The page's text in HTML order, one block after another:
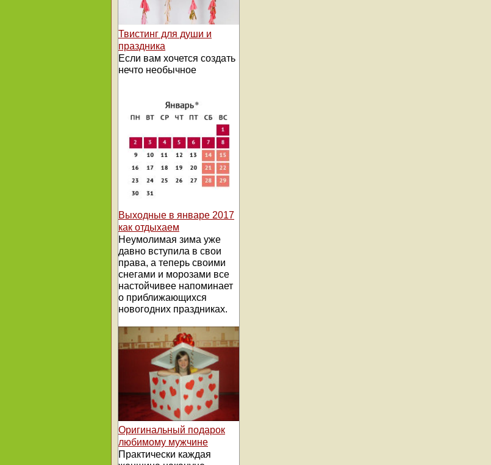
Твистинг для души и
праздника
Если вам хочется создать
нечто необычное
Выходные в январе 2017
как отдыхаем
Неумолимая зима уже
давно вступила в свои
права, а теперь своими
снегами и морозами все
настойчивее напоминает
о приближающихся
новогодних праздниках.
Оригинальный подарок
любимому мужчине
Практически каждая